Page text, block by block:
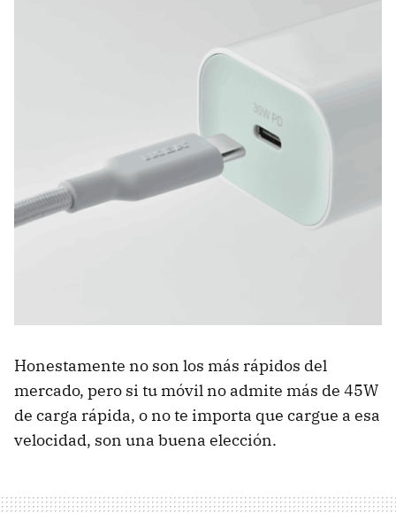
Honestamente no son los más rápidos del
mercado, pero si tu móvil no admite más de 45W
de carga rápida, o no te importa que cargue a esa
velocidad, son una buena elección.